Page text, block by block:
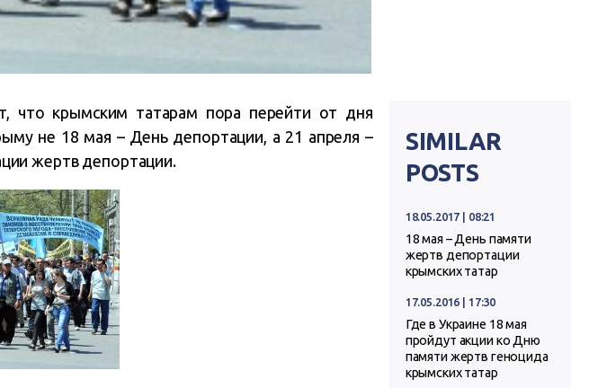
что крымским татарам пора перейти от дня
не 18 мая – День депортации, а 21 апреля –
жертв депортации.
SIMILAR
POSTS
18.05.2017 | 08:21
18 мая – День памяти
жертв депортации
крымских татар
17.05.2016 | 17:30
Где в Украине 18 мая
пройдут акции ко Дню
памяти жертв геноцида
крымских татар